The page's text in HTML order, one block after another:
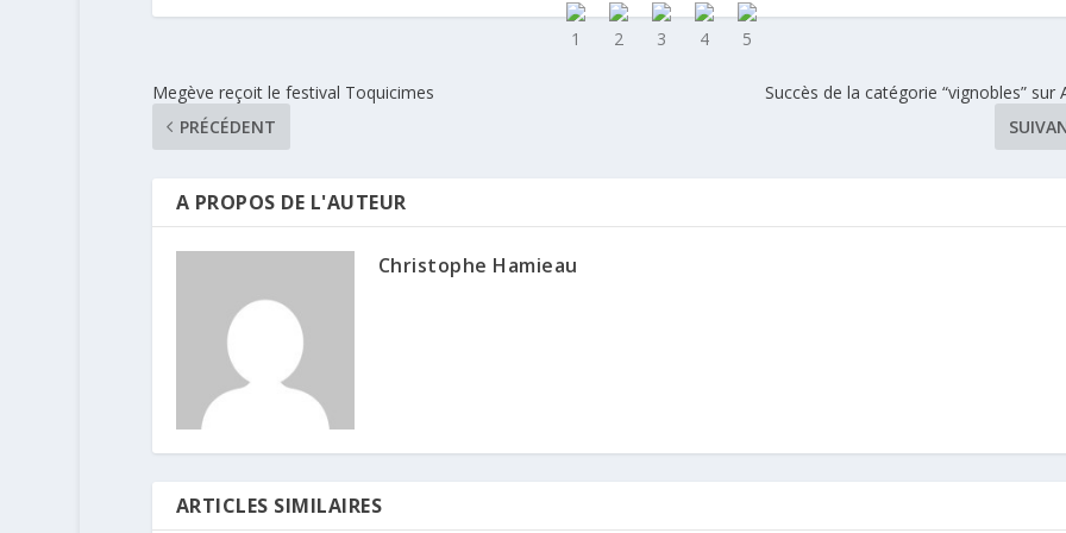
Megève reçoit le festival Toquicimes
PRÉCÉDENT
Succès de la catégorie “vignobles” sur
A PROPOS DE L'AUTEUR
Christophe Hamieau
ARTICLES SIMILAIRES